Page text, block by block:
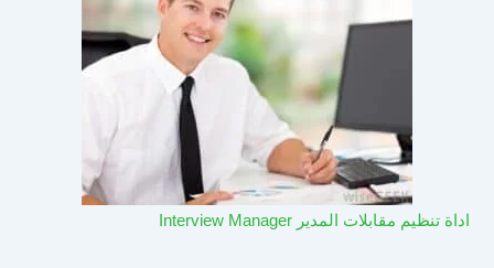
اداة تنظيم مقابلات المدير Interview Manager